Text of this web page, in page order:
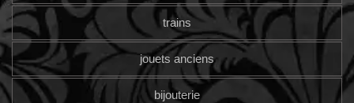
trains
jouets anciens
bijouterie